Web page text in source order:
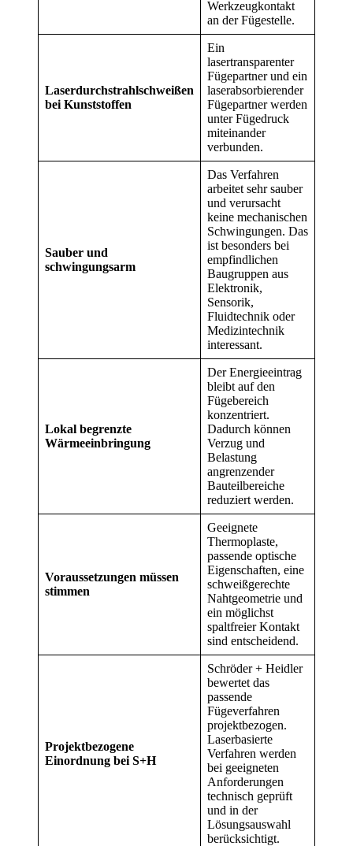
Werkzeugkontakt
an der Fügestelle.
Laserdurchstrahlschweißen
bei Kunststoffen
Ein
lasertransparenter
Fügepartner und ein
laserabsorbierender
Fügepartner werden
unter Fügedruck
miteinander
verbunden.
Sauber und
schwingungsarm
Das Verfahren
arbeitet sehr sauber
und verursacht
keine mechanischen
Schwingungen. Das
ist besonders bei
empfindlichen
Baugruppen aus
Elektronik,
Sensorik,
Fluidtechnik oder
Medizintechnik
interessant.
Lokal begrenzte
Wärmeeinbringung
Der Energieeintrag
bleibt auf den
Fügebereich
konzentriert.
Dadurch können
Verzug und
Belastung
angrenzender
Bauteilbereiche
reduziert werden.
Voraussetzungen müssen
stimmen
Geeignete
Thermoplaste,
passende optische
Eigenschaften, eine
schweißgerechte
Nahtgeometrie und
ein möglichst
spaltfreier Kontakt
sind entscheidend.
Projektbezogene
Einordnung bei S+H
Schröder + Heidler
bewertet das
passende
Fügeverfahren
projektbezogen.
Laserbasierte
Verfahren werden
bei geeigneten
Anforderungen
technisch geprüft
und in der
Lösungsauswahl
berücksichtigt.